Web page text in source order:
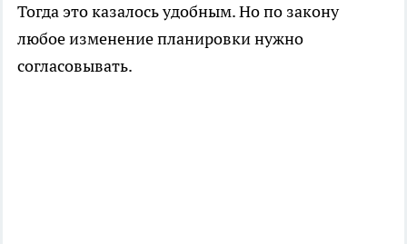
Тогда это казалось удобным. Но по закону
любое изменение планировки нужно
согласовывать.